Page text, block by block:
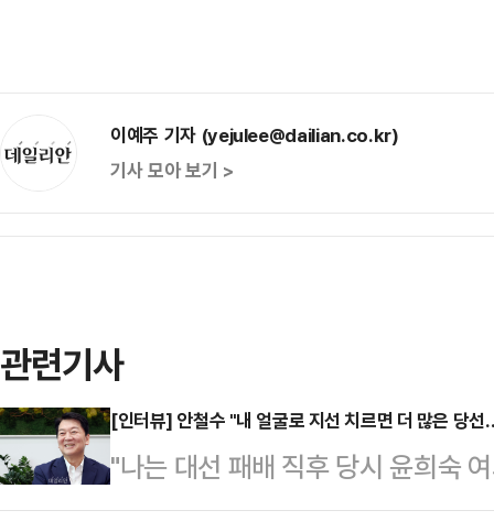
이예주 기자 (yejulee@dailian.co.kr)
기사 모아 보기 >
관련기사
[인터뷰] 안철수 "내 얼굴로 지선 치르면 더 많은 당
"나는 대선 패배 직후 당시 윤희숙
과오'에서 어느 하나도 해당되지 않